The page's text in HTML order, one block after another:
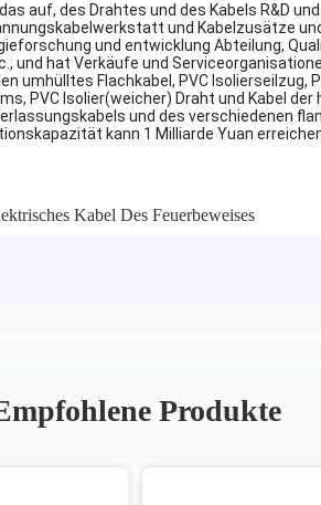
auf, des Drahtes und des Kabels R&D
und Kabelzusätze
und entwicklung Abteilung,
hat Verkäufe und
umhülltes Flachkabel, PVC
PVC Isolier(weicher) Draht und Kabel
und des verschiedenen
kann 1 Milliarde Yuan
Kabel Des Feuerbeweises
Produkte